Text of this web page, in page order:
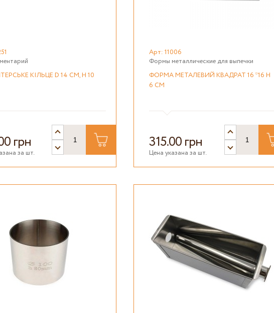
КІЛЬЦЕ D 14 СМ, H 10
грн
за шт.
Арт: 11006
Формы металлические для выпечки
ФОРМА МЕТАЛЕВИЙ КВАДРАТ 16 *16 H
6 СМ
315.00 грн
Цена указана за шт.